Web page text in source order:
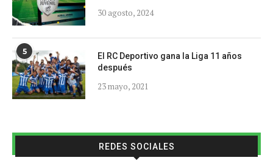
30 agosto, 2024
5
El RC Deportivo gana la Liga 11 años
después
23 mayo, 2021
REDES SOCIALES